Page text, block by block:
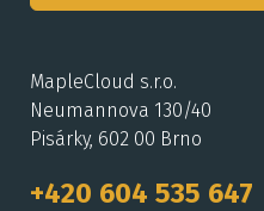
MapleCloud s.r.o.
Neumannova 130/40
Pisárky, 602 00 Brno
+420 604 535 647